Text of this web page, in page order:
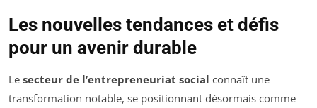
Les nouvelles tendances et défis
pour un avenir durable
Le secteur de l’entrepreneuriat social connaît une
transformation notable, se positionnant désormais comme